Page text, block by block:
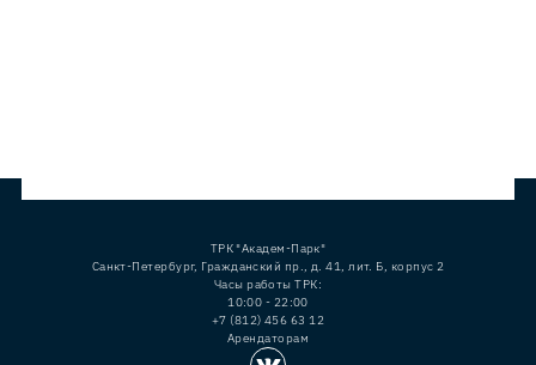
ТРК "Академ-Парк"
Санкт-Петербург, Гражданский пр., д. 41, лит. Б, корпус 2
Часы работы ТРК:
10:00 - 22:00
+7 (812) 456 63 12
Арендаторам